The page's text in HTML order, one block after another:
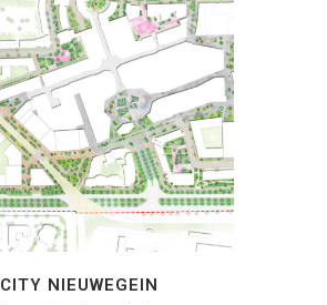
CITY NIEUWEGEIN